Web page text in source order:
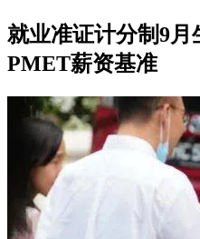
就业准证计分制9
PMET薪资基准